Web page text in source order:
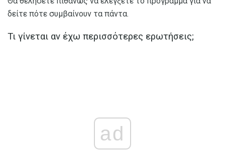
δείτε πότε συμβαίνουν τα πάντα.
Τι γίνεται αν έχω περισσότερες ερωτήσεις;
ad